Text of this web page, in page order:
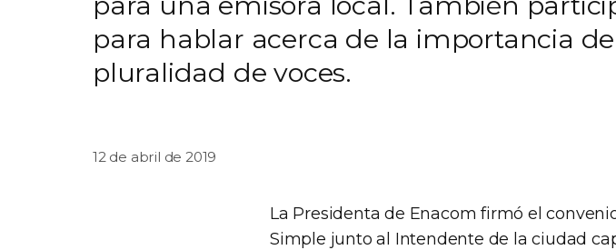
para hablar acerca de la importancia
pluralidad de voces.
12 de abril de 2019
La Presidenta de Enacom firmó el
Simple junto al Intendente de la ciudad